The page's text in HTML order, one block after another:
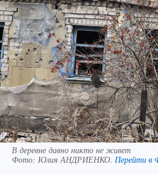
В деревне давно никто не живет
Фото: Юлия АНДРИЕНКО. Перейти в